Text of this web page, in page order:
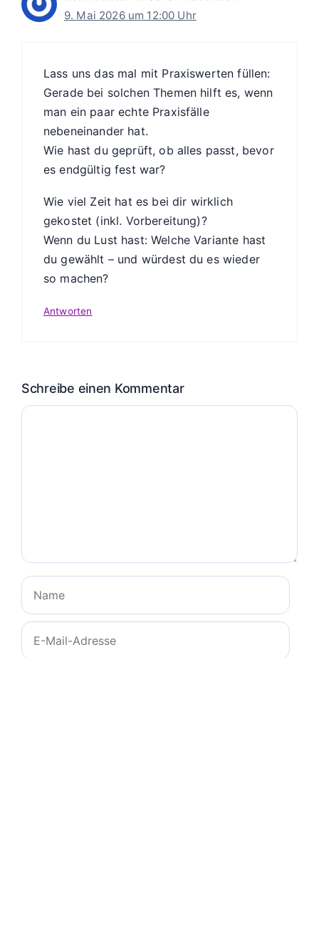
9. Mai 2026 um 12:00 Uhr
Lass uns das mal mit Praxiswerten füllen:
Gerade bei solchen Themen hilft es, wenn
man ein paar echte Praxisfälle
nebeneinander hat.
Wie hast du geprüft, ob alles passt, bevor
es endgültig fest war?
Wie viel Zeit hat es bei dir wirklich
gekostet (inkl. Vorbereitung)?
Wenn du Lust hast: Welche Variante hast
du gewählt – und würdest du es wieder
so machen?
Antworten
Schreibe einen Kommentar
Kommentar
Name
E-
Mail-